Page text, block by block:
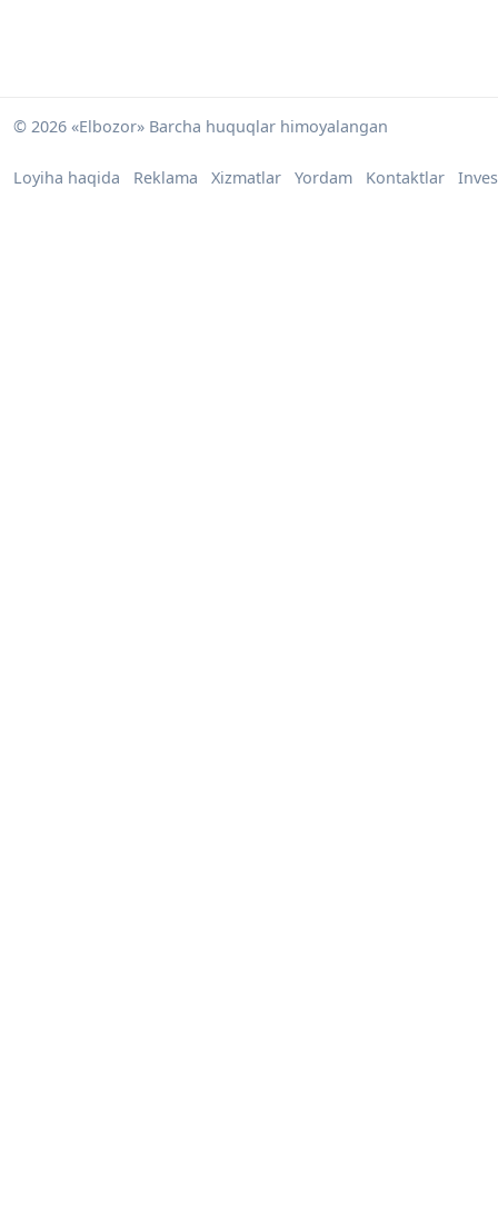
© 2026 «Elbozor» Barcha huquqlar himoyalangan
Loyiha haqida Reklama Xizmatlar Yordam Kontaktlar